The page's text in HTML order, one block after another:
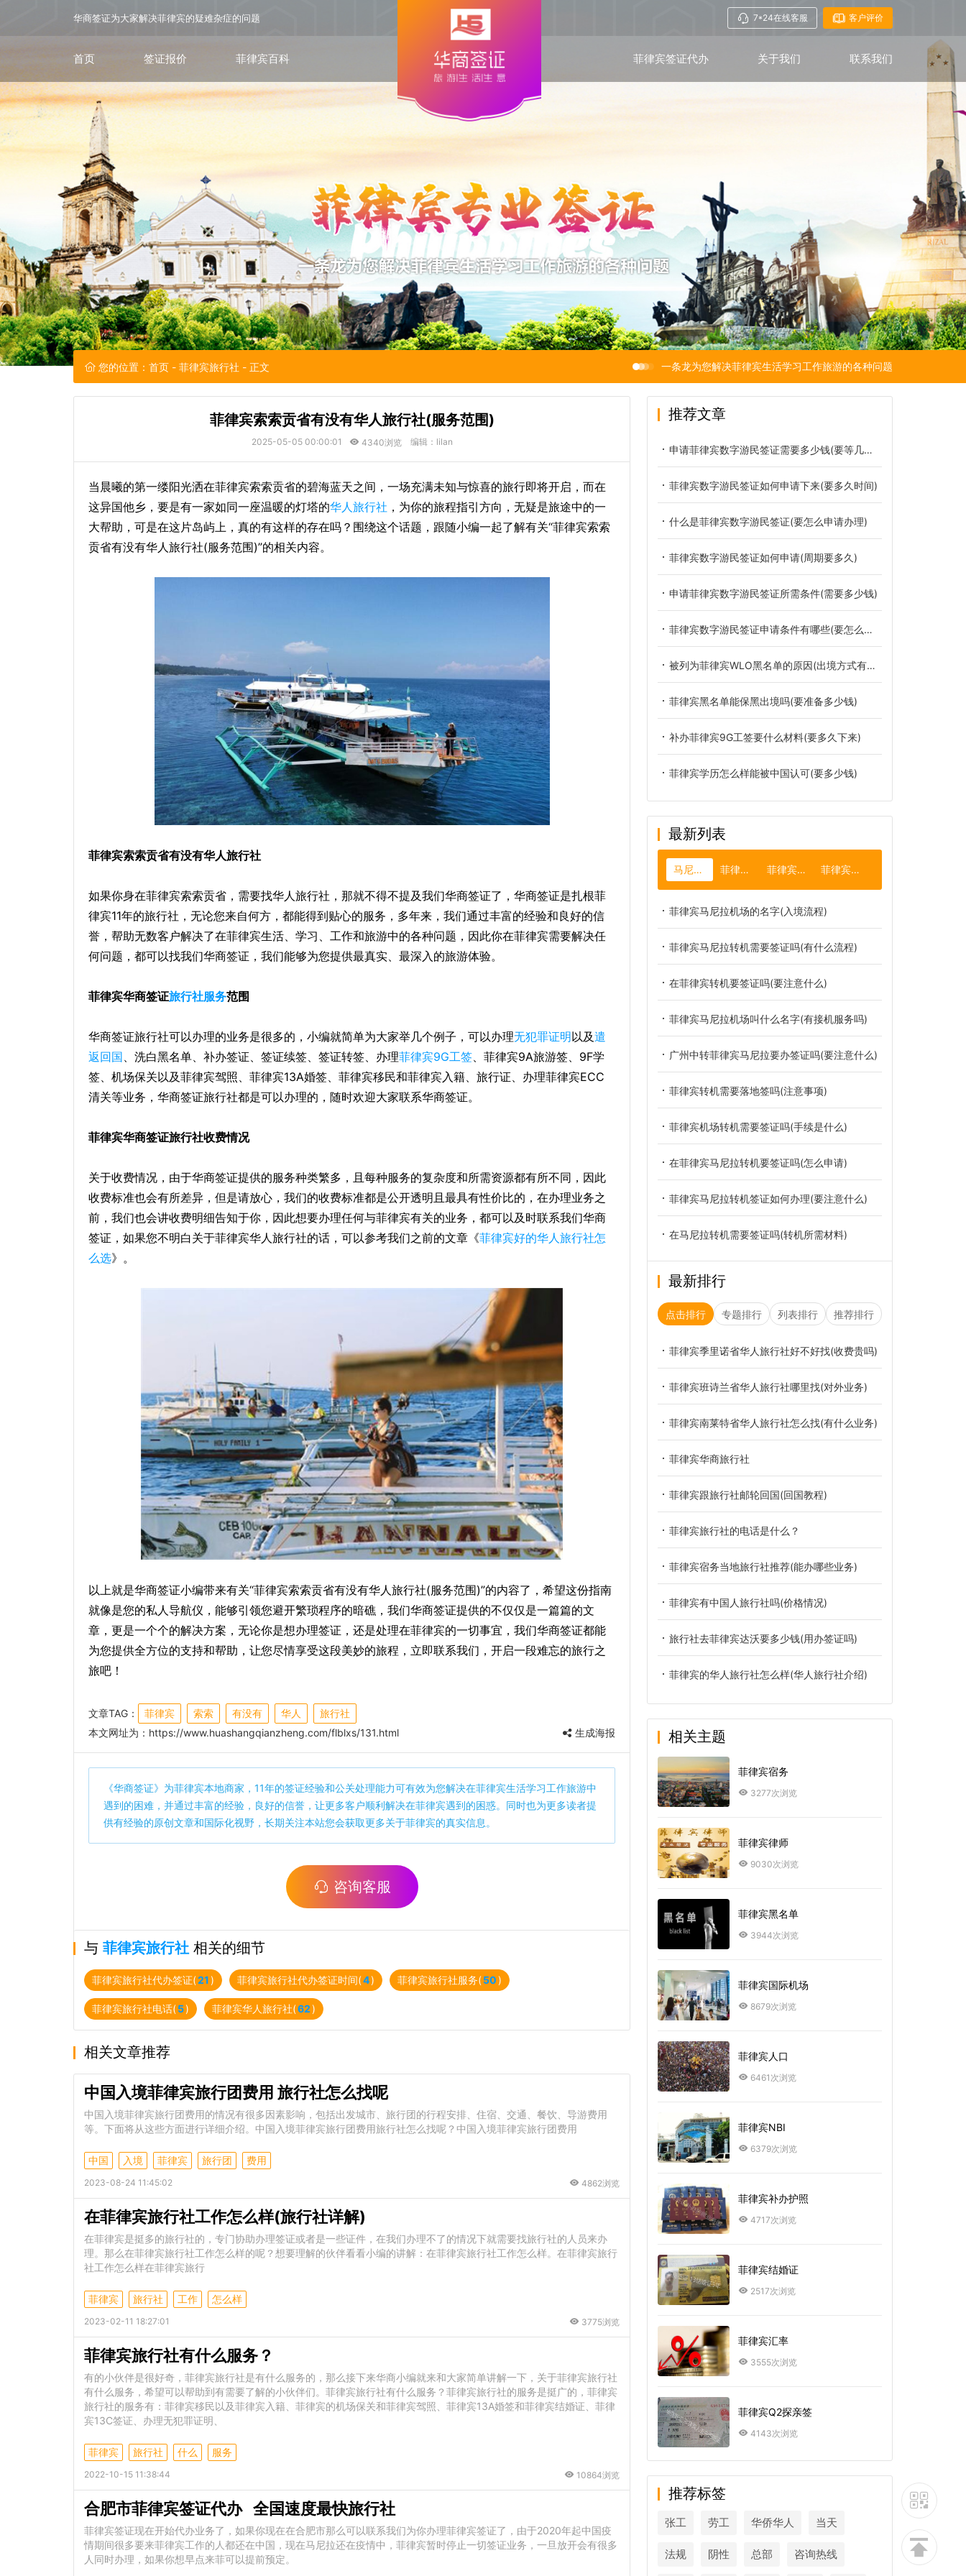
华商签证为大家解决菲律宾的疑难杂症的问题 7*24在线客服 客户评价
首页 签证报价 菲律宾百科 菲律宾签证代办 关于我们 联系我们
您的位置： 首页 - 菲律宾旅行社 - 正文 一条龙为您解决菲律宾生活学习工作旅游的各种问题
菲律宾索索贡省有没有华人旅行社(服务范围)
2025-05-05 00:00:01 4340浏览 编辑：lilan
当晨曦的第一缕阳光洒在菲律宾索索贡省的碧海蓝天之间，一场充满未知与惊喜的旅行即将开启，而在
这异国他乡，要是有一家如同一座温暖的灯塔的华人旅行社 ，为你的旅程指引方向，无疑是旅途中的一
大帮助，可是在这片岛屿上，真的有这样的存在吗？围绕这个话题，跟随小编一起了解有关“菲律宾索索
贡省有没有华人旅行社(服务范围)”的相关内容。
菲律宾索索贡省有没有华人旅行社
如果你身在菲律宾索索贡省，需要找华人旅行社，那就不得不提及我们华商签证了，华商签证是扎根菲
律宾11年的旅行社，无论您来自何方，都能得到贴心的服务，多年来，我们通过丰富的经验和良好的信
誉，帮助无数客户解决了在菲律宾生活、学习、工作和旅游中的各种问题，因此你在菲律宾需要解决任
何问题，都可以找我们华商签证，我们能够为您提供最真实、最深入的旅游体验。
菲律宾华商签证旅行社服务范围
华商签证旅行社可以办理的业务是很多的，小编就简单为大家举几个例子，可以办理无犯罪证明以及遣
返回国、洗白黑名单、补办签证、签证续签、签证转签、办理菲律宾9G工签、菲律宾9A旅游签、9F学
签、机场保关以及菲律宾驾照、菲律宾13A婚签、菲律宾移民和菲律宾入籍、旅行证、办理菲律宾ECC
清关等业务，华商签证旅行社都是可以办理的，随时欢迎大家联系华商签证。
菲律宾华商签证旅行社收费情况
关于收费情况，由于华商签证提供的服务种类繁多，且每种服务的复杂度和所需资源都有所不同，因此
收费标准也会有所差异，但是请放心，我们的收费标准都是公开透明且最具有性价比的，在办理业务之
前，我们也会讲收费明细告知于你，因此想要办理任何与菲律宾有关的业务，都可以及时联系我们华商
签证，如果您不明白关于菲律宾华人旅行社的话，可以参考我们之前的文章《菲律宾好的华人旅行社怎
么选》。
以上就是华商签证小编带来有关“菲律宾索索贡省有没有华人旅行社(服务范围)”的内容了，希望这份指南
就像是您的私人导航仪，能够引领您避开繁琐程序的暗礁，我们华商签证提供的不仅仅是一篇篇的文
章，更是一个个的解决方案，无论你是想办理签证，还是处理在菲律宾的一切事宜，我们华商签证都能
为您提供全方位的支持和帮助，让您尽情享受这段美妙的旅程，立即联系我们，开启一段难忘的旅行之
旅吧！
文章TAG： 菲律宾 索索 有没有 华人
旅行社
本文网址为： https://www.huashangqianzheng.com/flblxs/131.html 生成海报
《华商签证》为菲律宾本地商家，11年的签证经验和公关处理能力可有效为您解决在菲律宾生活学习工作旅游中
遇到的困难，并通过丰富的经验，良好的信誉，让更多客户顺利解决在菲律宾遇到的困惑。同时也为更多读者提
供有经验的原创文章和国际化视野，长期关注本站您会获取更多关于菲律宾的真实信息。
咨询客服
与 菲律宾旅行社 相关的细节
菲律宾旅行社代办签证(21) 菲律宾旅行社代办签证时间(4) 菲律宾旅行社服务(50)
菲律宾旅行社电话(5) 菲律宾华人旅行社(62)
相关文章推荐
中国入境菲律宾旅行团费用 旅行社怎么找呢
中国入境菲律宾旅行团费用的情况有很多因素影响，包括出发城市、旅行团的行程安排、住宿、交通、餐饮、导游费用
等。下面将从这些方面进行详细介绍。中国入境菲律宾旅行团费用旅行社怎么找呢？中国入境菲律宾旅行团费用
中国 入境 菲律宾 旅行团 费用
2023-08-24 11:45:02 4862浏览
在菲律宾旅行社工作怎么样(旅行社详解)
在菲律宾是挺多的旅行社的，专门协助办理签证或者是一些证件，在我们办理不了的情况下就需要找旅行社的人员来办
理。那么在菲律宾旅行社工作怎么样的呢？想要理解的伙伴看看小编的讲解：在菲律宾旅行社工作怎么样。在菲律宾旅行
社工作怎么样在菲律宾旅行
菲律宾 旅行社 工作 怎么样
2023-02-11 18:27:01 3775浏览
菲律宾旅行社有什么服务？
有的小伙伴是很好奇，菲律宾旅行社是有什么服务的，那么接下来华商小编就来和大家简单讲解一下，关于菲律宾旅行社
有什么服务，希望可以帮助到有需要了解的小伙伴们。菲律宾旅行社有什么服务？菲律宾旅行社的服务是挺广的，菲律宾
旅行社的服务有：菲律宾移民以及菲律宾入籍、菲律宾的机场保关和菲律宾驾照、菲律宾13A婚签和菲律宾结婚证、菲律
宾13C签证、办理无犯罪证明、
菲律宾 旅行社 什么 服务
2022-10-15 11:38:44 10864浏览
合肥市菲律宾签证代办 全国速度最快旅行社
菲律宾签证现在开始代办业务了，如果你现在在合肥市那么可以联系我们为你办理菲律宾签证了，由于2020年起中国疫
情期间很多要来菲律宾工作的人都还在中国，现在马尼拉还在疫情中，菲律宾暂时停止一切签证业务，一旦放开会有很多
人同时办理，如果你想早点来菲可以提前预定。
推荐文章
申请菲律宾数字游民签证需要多少钱(要等几天时间)
菲律宾数字游民签证如何申请下来(要多久时间)
什么是菲律宾数字游民签证(要怎么申请办理)
菲律宾数字游民签证如何申请(周期要多久)
申请菲律宾数字游民签证所需条件(需要多少钱)
菲律宾数字游民签证申请条件有哪些(要怎么办理)
被列为菲律宾WLO黑名单的原因(出境方式有哪些)
菲律宾黑名单能保黑出境吗(要准备多少钱)
补办菲律宾9G工签要什么材料(要多久下来)
菲律宾学历怎么样能被中国认可(要多少钱)
最新列表
马尼拉机场 菲律宾开店 菲律宾做生意 菲律宾杜马盖地
菲律宾马尼拉机场的名字(入境流程)
菲律宾马尼拉转机需要签证吗(有什么流程)
在菲律宾转机要签证吗(要注意什么)
菲律宾马尼拉机场叫什么名字(有接机服务吗)
广州中转菲律宾马尼拉要办签证吗(要注意什么)
菲律宾转机需要落地签吗(注意事项)
菲律宾机场转机需要签证吗(手续是什么)
在菲律宾马尼拉转机要签证吗(怎么申请)
菲律宾马尼拉转机签证如何办理(要注意什么)
在马尼拉转机需要签证吗(转机所需材料)
最新排行
点击排行 专题排行 列表排行 推荐排行
菲律宾季里诺省华人旅行社好不好找(收费贵吗)
菲律宾班诗兰省华人旅行社哪里找(对外业务)
菲律宾南莱特省华人旅行社怎么找(有什么业务)
菲律宾华商旅行社
菲律宾跟旅行社邮轮回国(回国教程)
菲律宾旅行社的电话是什么？
菲律宾宿务当地旅行社推荐(能办哪些业务)
菲律宾有中国人旅行社吗(价格情况)
旅行社去菲律宾达沃要多少钱(用办签证吗)
菲律宾的华人旅行社怎么样(华人旅行社介绍)
相关主题
菲律宾宿务
3277次浏览
菲律宾律师
9030次浏览
菲律宾黑名单
3944次浏览
菲律宾国际机场
8679次浏览
菲律宾人口
6461次浏览
菲律宾NBI
6379次浏览
菲律宾补办护照
4717次浏览
菲律宾结婚证
2517次浏览
菲律宾汇率
3555次浏览
菲律宾Q2探亲签
4143次浏览
推荐标签
张工 劳工 华侨华人 当天
法规 阴性 总部 咨询热线